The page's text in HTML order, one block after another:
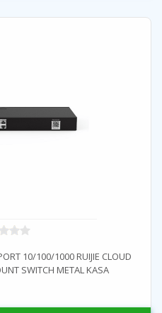
10/100/1000 RUIJIE CLOUD
SWITCH METAL KASA